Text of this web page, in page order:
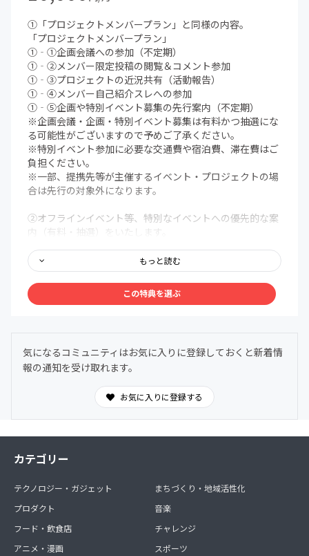
①「プロジェクトメンバープラン」と同様の内容。
「プロジェクトメンバープラン」
①‐①企画会議への参加（不定期）
①‐②メンバー限定投稿の閲覧＆コメント参加
①‐③プロジェクトの近況共有（活動報告）
①‐④メンバー自己紹介スレへの参加
①‐⑤企画や特別イベント募集の先行案内（不定期）
※企画会議・企画・特別イベント募集は有料かつ抽選にな
る可能性がございますので予めご了承ください。
※特別イベント参加に必要な交通費や宿泊費、滞在費はご
負担ください。
※一部、提携先等が主催するイベント・プロジェクトの場
合は先行の対象外になります。
②オフラインイベント等、特別なイベントへの優先的な案
内（有料・抽選）をいたします。
さい。
※イベント参加に必要な交通費や宿泊費、滞在費はご負担
ください。
【備考欄】
備考欄に掲載を希望するお名前（HN可）をご記入くださ
※お名前によっては掲載をお断りする可能性があります。
もっと読む
この特典を選ぶ
気になるコミュニティはお気に入りに登録しておくと新着情
報の通知を受け取れます。
お気に入りに登録する
カテゴリー
テクノロジー・ガジェット
プロダクト
フード・飲食店
アニメ・漫画
まちづくり・地域活性化
音楽
チャレンジ
スポーツ